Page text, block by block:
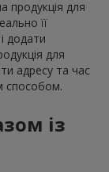
продукція для
її
додати
для
адресу та час
способом.
із